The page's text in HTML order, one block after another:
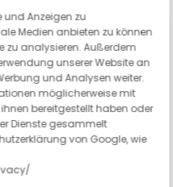
und Anzeigen zu
Medien anbieten zu können
zu analysieren. Außerdem
unserer Website an
und Analysen weiter.
möglicherweise mit
bereitgestellt haben oder
Dienste gesammelt
von Google, wie
Infos
Woche später